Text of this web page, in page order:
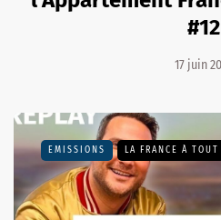
#12
17 juin
EMISSIONS LA FRANCE À TOUT